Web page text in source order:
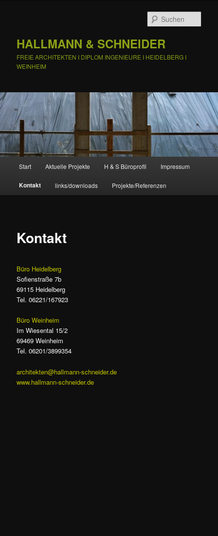
HALLMANN & SCHNEIDER
FREIE ARCHITEKTEN I DIPLOM INGENIEURE I HEIDELBERG I
WEINHEIM
Start Aktuelle Projekte H & S Büroprofil Impressum
Kontakt links/downloads Projekte/Referenzen
Kontakt
Büro Heidelberg
Sofienstraße 7b
69115 Heidelberg
Tel. 06221/167923
Büro Weinheim
Im Wiesental 15/2
69469 Weinheim
Tel. 06201/3899354
architekten@hallmann-schneider.de
www.hallmann-schneider.de